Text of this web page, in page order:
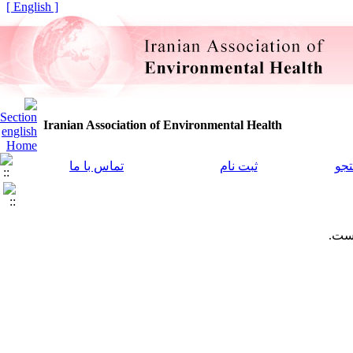
[ English ]
Iranian Association of Environmental Health
ثبت نام تماس با ما